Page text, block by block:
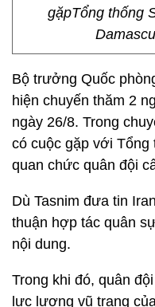
gặpTổng thống
Bộ trưởng Quốc
hiện chuyến thăm 2
ngày 26/8. Trong
có cuộc gặp với Tổng
quan chức quân đội
Dù Tasnim đưa tin
thuận hợp tác quân
nội dung.
Trong khi đó, quân
lực lượng vũ trang